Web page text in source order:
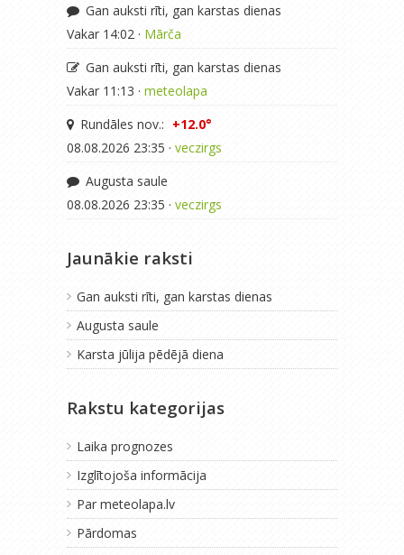
Gan auksti rīti, gan karstas dienas
Vakar 14:02 · Mārča
Gan auksti rīti, gan karstas dienas
Vakar 11:13 · meteolapa
Rundāles nov.: +12.0°
08.08.2026 23:35 · veczirgs
Augusta saule
08.08.2026 23:35 · veczirgs
Jaunākie raksti
Gan auksti rīti, gan karstas dienas
Augusta saule
Karsta jūlija pēdējā diena
Rakstu kategorijas
Laika prognozes
Izglītojoša informācija
Par meteolapa.lv
Pārdomas